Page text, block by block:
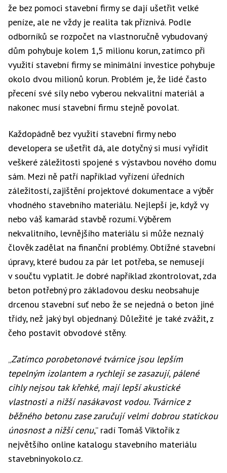
že bez pomoci stavební firmy se dají ušetřit velké
peníze, ale ne vždy je realita tak příznivá. Podle
odborníků se rozpočet na vlastnoručně vybudovaný
dům pohybuje kolem 1,5 milionu korun, zatímco při
využití stavební firmy se minimální investice pohybuje
okolo dvou milionů korun. Problém je, že lidé často
přecení své síly nebo vyberou nekvalitní materiál a
nakonec musí stavební firmu stejně povolat.
Každopádně bez využití stavební firmy nebo
developera se ušetřit dá, ale dotyčný si musí vyřídit
veškeré záležitosti spojené s výstavbou nového domu
sám. Mezi ně patří například vyřízení úředních
záležitostí, zajištění projektové dokumentace a výběr
vhodného stavebního materiálu. Nejlepší je, když vy
nebo váš kamarád stavbě rozumí. Výběrem
nekvalitního, levnějšího materiálu si může neznalý
člověk zadělat na finanční problémy. Obtížné stavební
úpravy, které budou za pár let potřeba, se nemusejí
v součtu vyplatit. Je dobré například zkontrolovat, zda
beton potřebný pro základovou desku neobsahuje
drcenou stavební suť nebo že se nejedná o beton jiné
třídy, než jaký byl objednaný. Důležité je také zvážit, z
čeho postavit obvodové stěny.
„Zatímco porobetonové tvárnice jsou lepším
tepelným izolantem a rychleji se zasazují, pálené
cihly nejsou tak křehké, mají lepší akustické
vlastnosti a nižší nasákavost vodou. Tvárnice z
běžného betonu zase zaručují velmi dobrou statickou
únosnost a nižší cenu,” radí Tomáš Viktořík z
největšího online katalogu stavebního materiálu
stavebninyokolo.cz.